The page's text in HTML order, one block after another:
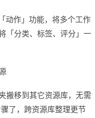
动作」功能，将多个工作
「分类、标签、评分」一
搬移到其它资源库，无需
了，跨资源库整理更节